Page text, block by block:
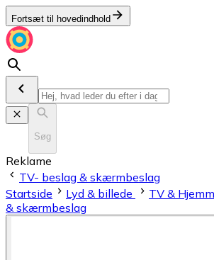
Fortsæt til hovedindhold
Søg
Reklame
TV- beslag & skærmbeslag
Startside
Lyd & billede TV &
& skærmbeslag